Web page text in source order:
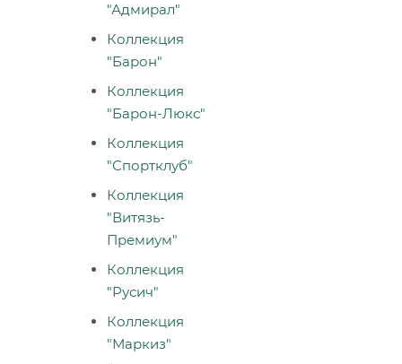
"Адмирал"
Коллекция
"Барон"
Коллекция
"Барон-Люкс"
Коллекция
"Спортклуб"
Коллекция
"Витязь-
Премиум"
Коллекция
"Русич"
Коллекция
"Маркиз"